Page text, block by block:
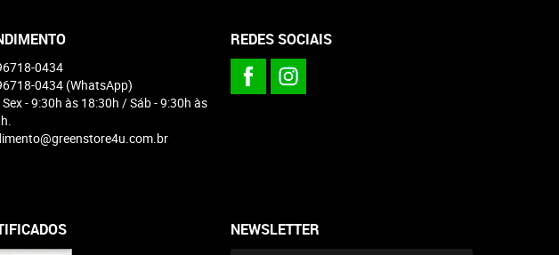
0434
0434 (WhatsApp)
Sex - 9:30h às 18:30h / Sáb - 9:30h às
REDES SOCIAIS
NEWSLETTER